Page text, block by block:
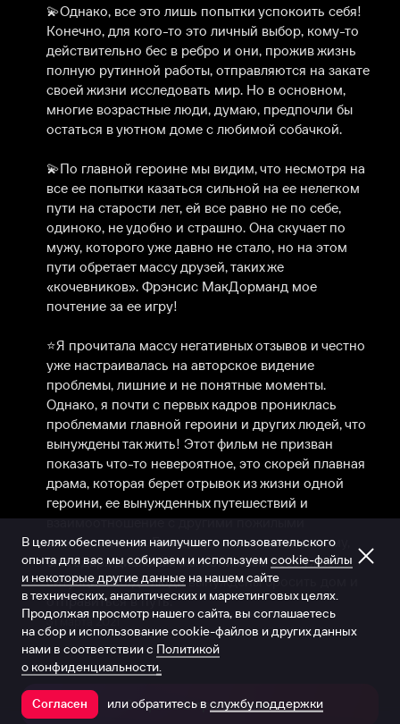
31 марта 2021
💫Однако, все это лишь попытки успокоить себя!
Конечно, для кого-то это личный выбор, кому-то
действительно бес в ребро и они, прожив жизнь
полную рутинной работы, отправляются на закате
своей жизни исследовать мир. Но в основном,
многие возрастные люди, думаю, предпочли бы
остаться в уютном доме с любимой собачкой.
💫По главной героине мы видим, что несмотря на
все ее попытки казаться сильной на ее нелегком
пути на старости лет, ей все равно не по себе,
одиноко, не удобно и страшно. Она скучает по
мужу, которого уже давно не стало, но на этом
пути обретает массу друзей, таких же
«кочевников». Фрэнсис МакДорманд мое
почтение за ее игру!
⭐️Я прочитала массу негативных отзывов и честно
уже настраивалась на авторское видение
проблемы, лишние и не понятные моменты.
Однако, я почти с первых кадров прониклась
проблемами главной героини и других людей, что
вынуждены так жить! Этот фильм не призван
показать что-то невероятное, это скорей плавная
драма, которая берет отрывок из жизни одной
героини, ее вынужденных путешествий и
взаимоотношение с другими пожилыми
«кочевниками». Благодаря всему показанному,
благодаря диалогам мы понимаем весь ужас
ситуации, когда люди вынуждены бросить дом и
отправиться в путь.
Открыть в приложении
В целях обеспечения наилучшего пользовательского
опыта для вас мы собираем и используем cookie-файлы
и некоторые другие данные на нашем сайте
в технических, аналитических и маркетинговых целях.
Продолжая просмотр нашего сайта, вы соглашаетесь
на сбор и использование cookie-файлов и других данных
нами в соответствии с Политикой
о конфиденциальности.
Согласен или обратитесь в службу поддержки